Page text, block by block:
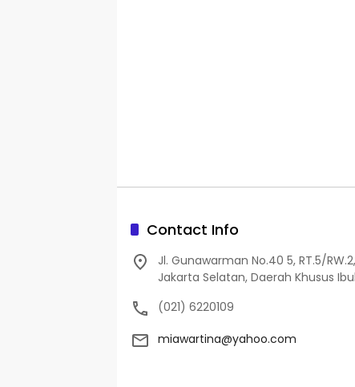
Contact Info
Jl. Gunawarman No.40 5, RT.5/
Jakarta Selatan, Daerah Khusus
(021) 6220109
miawartina@yahoo.com